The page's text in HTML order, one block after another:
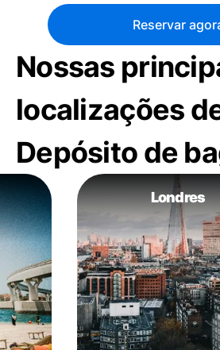
Reservar
Nossas
localizações
Depósito de
Londres